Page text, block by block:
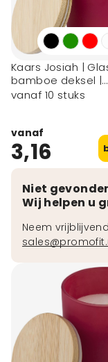
Kaars Josiah |
bamboe deksel |
Sojawas | 280 g
vanaf 10 stuks
vanaf
3,16
Niet
Wij helpen u
Neem